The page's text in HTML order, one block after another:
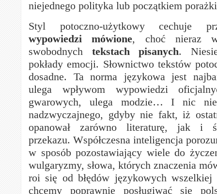
niejednego polityka lub początkiem
Styl potoczno-użytkowy cechuje
wypowiedzi mówione, choć nieraz
swobodnych tekstach pisanych.
pokłady emocji. Słownictwo tekstów
dosadne. Ta norma językowa jest
ulega wpływom wypowiedzi
gwarowych, ulega modzie… I nic
nadzwyczajnego, gdyby nie fakt, iż
opanował zarówno literaturę, jak i
przekazu. Współczesna inteligencja
w sposób pozostawiający wiele do
wulgaryzmy, słowa, których znaczenia
roi się od błędów językowych
chcemy poprawnie posługiwać się